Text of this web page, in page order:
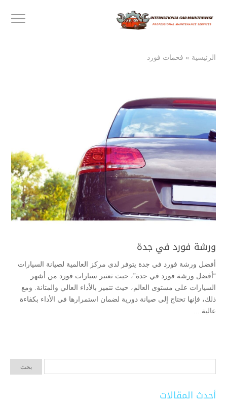
الرئيسية » فحمات فورد
ورشة فورد في جدة
أفضل ورشة فورد في جدة يتوفر لدى مركز العالمية لصيانة السيارات
“أفضل ورشة فورد في جدة”، حيث تعتبر سيارات فورد من أشهر
السيارات على مستوى العالم، حيث تتميز بالأداء العالي والمتانة. ومع
ذلك، فإنها تحتاج إلى صيانة دورية لضمان استمرارها في الأداء بكفاءة
عالية....
أحدث المقالات